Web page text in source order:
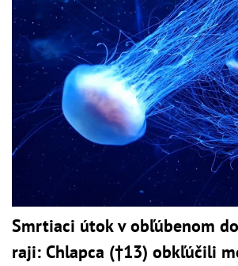
Smrtiaci útok v obľúbenom
raji: Chlapca (†13) obkľúčili